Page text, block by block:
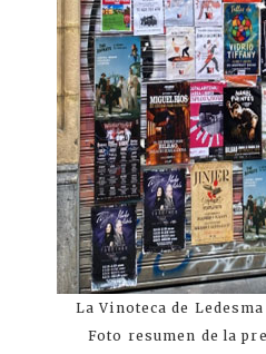
La Vinoteca de
Foto resumen de la